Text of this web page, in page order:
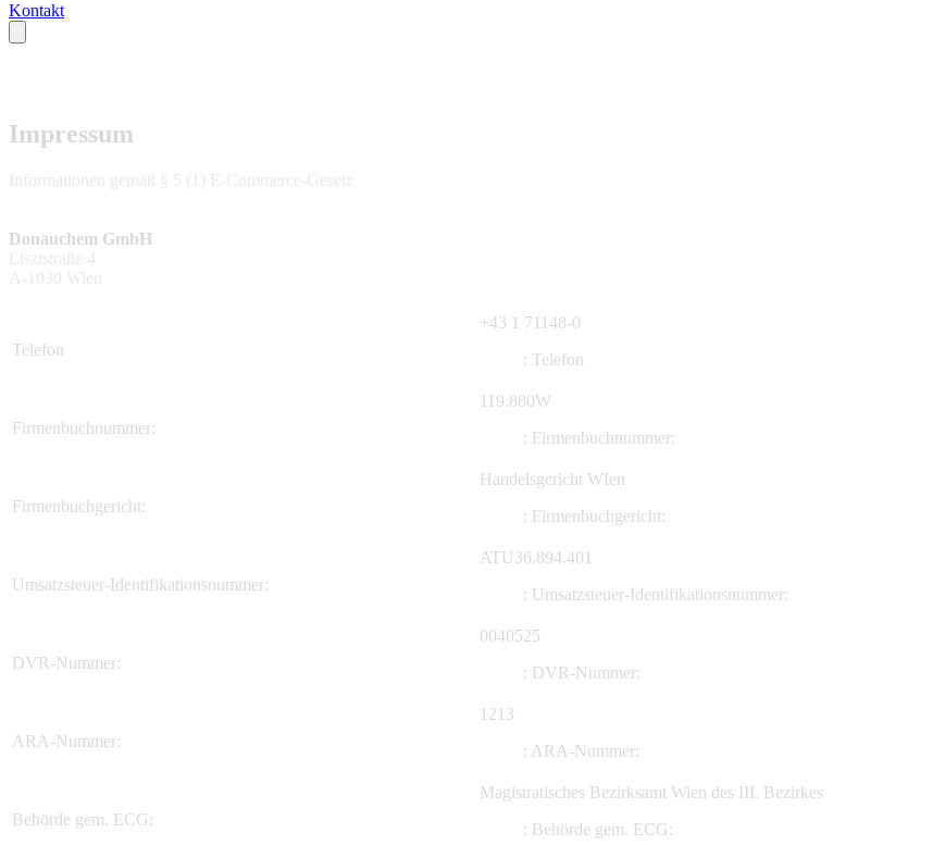
Kontakt
Impressum
Informationen gemäß § 5 (1) E-Commerce-Gesetz
Donauchem GmbH
Lisztstraße 4
A-1030 Wien
Telefon
+43 1 71148-0
: Telefon
Firmenbuchnummer:
119.880W
: Firmenbuchnummer:
Firmenbuchgericht:
Handelsgericht WIen
: Firmenbuchgericht:
Umsatzsteuer-Identifikationsnummer:
ATU36.894.401
: Umsatzsteuer-Identifikationsnummer:
DVR-Nummer:
0040525
: DVR-Nummer:
ARA-Nummer:
1213
: ARA-Nummer:
Behörde gem. ECG:
Magistratisches Bezirksamt Wien des III. Bezirkes
: Behörde gem. ECG: